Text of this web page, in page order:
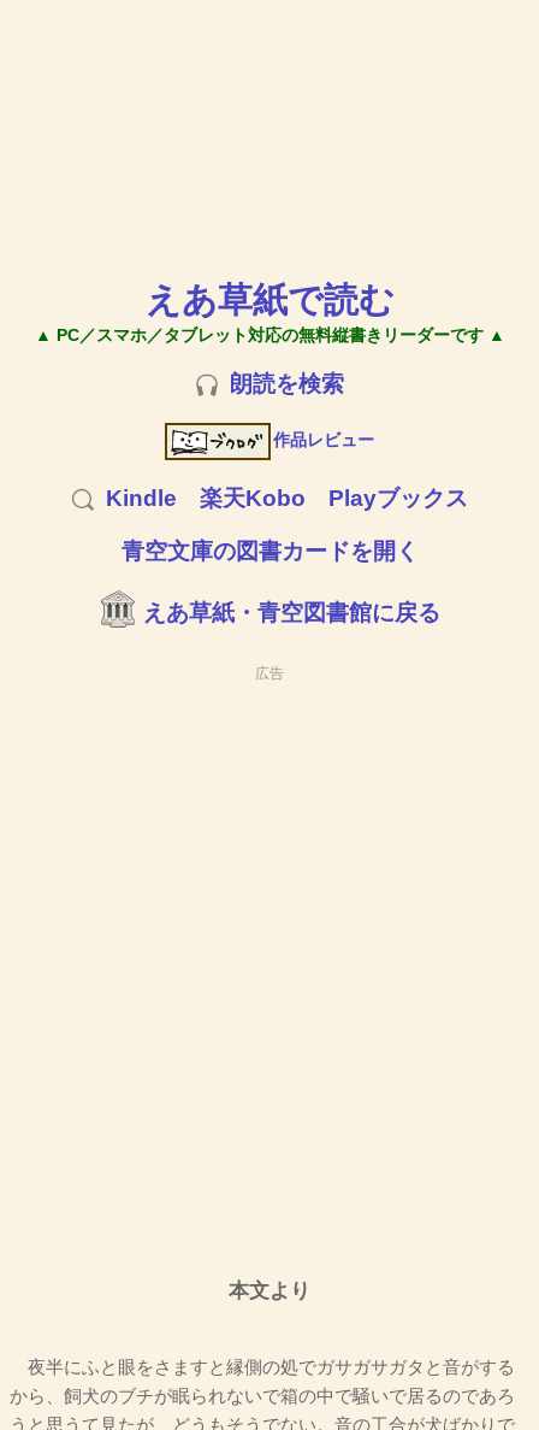
えあ草紙で読む
▲ PC／スマホ／タブレット対応の無料縦書きリーダーです ▲
朗読を検索
作品レビュー
Kindle 楽天Kobo Playブックス
青空文庫の図書カードを開く
えあ草紙・青空図書館に戻る
広告
本文より
夜半にふと眼をさますと縁側の処でガサガサガタと音がする
から、飼犬のブチが眠られないで箱の中で騒いで居るのであろ
うと思うて見たが、どうもそうでない。音の工合が犬ばかりで